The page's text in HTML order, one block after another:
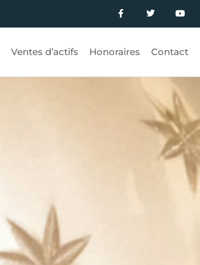
Ventes d’actifs Honoraires Contact